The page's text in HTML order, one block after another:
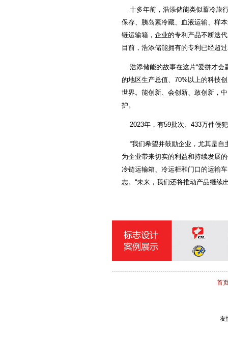
十多年前，浩添储能类似蓄冷旅
保存、胰岛素冷藏、血液运输、样
链运输箱，企业的专利产品不断迭
目前，浩添储能拥有的专利已经超
浩添储能的故事在这片“爱拼才会
的地区生产总值、70%以上的科技
世界。能创新、会创新、敢创新，
护。
2023年，有59批次、433万件侵
“我们希望并鼓励企业，尤其是自
为企业带来切实的利益和持续发展
冷链运输箱、冷运柜和门口的运输
志。“未来，我们还将推动产品继续
首
友